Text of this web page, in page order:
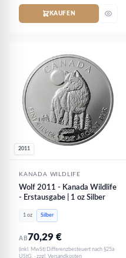
KAUFEN
2011
KANADA WILDLIFE
Wolf 2011 - Kanada Wildlife
- Erstausgabe | 1 oz Silber
1 oz Silber
AB70,29€
(inkl. MwSt) Differenzbesteuert nach §25a
UStG. · zzgl. Versandkosten